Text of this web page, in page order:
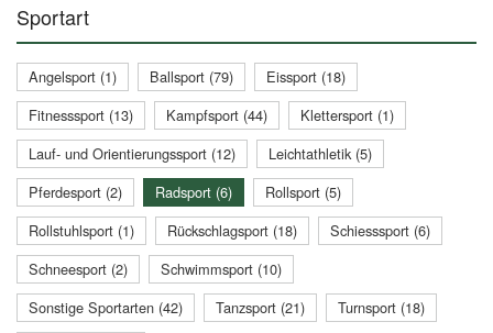
Sportart
Angelsport (1) Ballsport (79)
Eissport (18)
Fitnesssport (13)
Kampfsport (44)
Klettersport (1)
Lauf- und Orientierungssport (12)
Leichtathletik (5)
Pferdesport (2)
Radsport (6)
Rollsport (5)
Rollstuhlsport (1)
Rückschlagsport (18)
Schiesssport (6)
Schneesport (2)
Schwimmsport (10)
Sonstige Sportarten (42)
Tanzsport (21)
Turnsport (18)